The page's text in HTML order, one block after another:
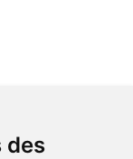
des
à Amiens
là rapidement